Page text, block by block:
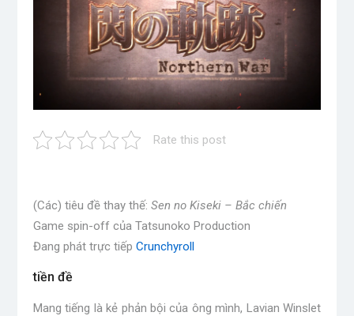
Rate this post
(Các) tiêu đề thay thế: Sen no Kiseki – Bắc chiến
Game spin-off của Tatsunoko Production
Đang phát trực tiếp Crunchyroll
tiền đề
Mang tiếng là kẻ phản bội của ông mình, Lavian Winslet